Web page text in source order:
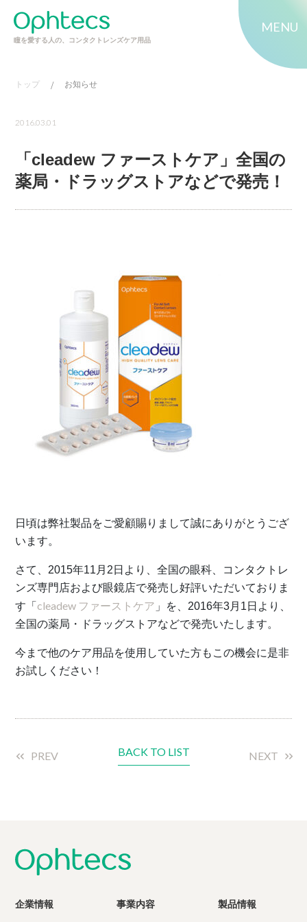
瞳を愛する人の、コンタクトレンズケア用品
MENU
トップ / お知らせ
2016.03.01
「cleadew ファーストケア」全国の
薬局・ドラッグストアなどで発売！
日頃は弊社製品をご愛顧賜りまして誠にありがとうござ
います。
さて、2015年11月2日より、全国の眼科、コンタクトレ
ンズ専門店および眼鏡店で発売し好評いただいておりま
す「cleadew ファーストケア 」を、2016年3月1日より、
全国の薬局・ドラッグストアなどで発売いたします。
今まで他のケア用品を使用していた方もこの機会に是非
お試しください！
PREV BACK TO LIST NEXT
企業情報 事業内容 製品情報